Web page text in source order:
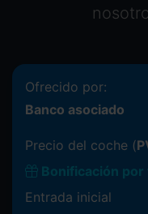
Ofrecido por:
Banco asociado
Precio del coche (
Bonificación por
Entrada inicial